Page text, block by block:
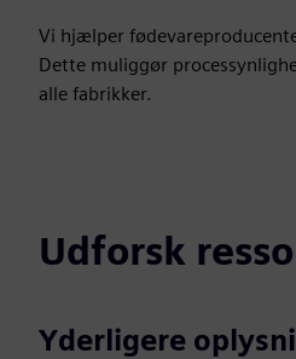
Vi hjælper
Dette muliggør
alle fabrikker.
Udforsk
Yderligere